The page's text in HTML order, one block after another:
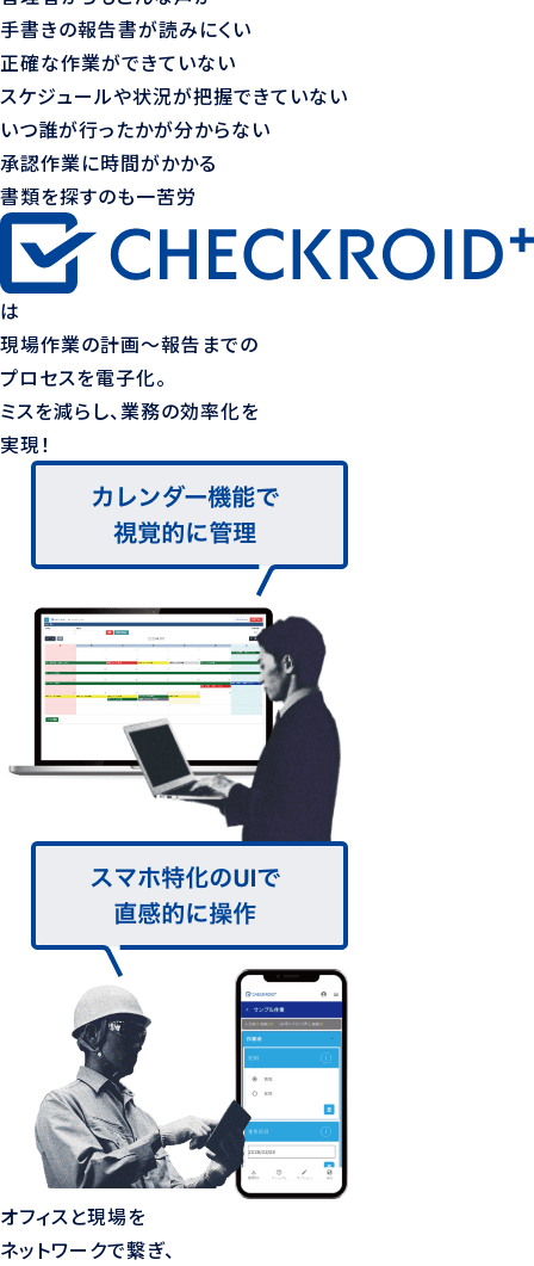
手書きの報告書が読みにくい
正確な作業ができていない
スケジュールや状況が把握できていない
いつ誰が行ったかが分からない
承認作業に時間がかかる
書類を探すのも一苦労
は
現場作業の計画〜報告までの
プロセスを電子化。
ミスを減らし、業務の効率化を
実現！
オフィスと現場を
ネットワークで繋ぎ、